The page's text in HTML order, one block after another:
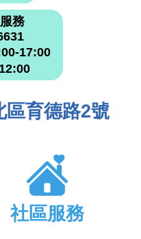
務
17:00
區育德路2號
社區服務